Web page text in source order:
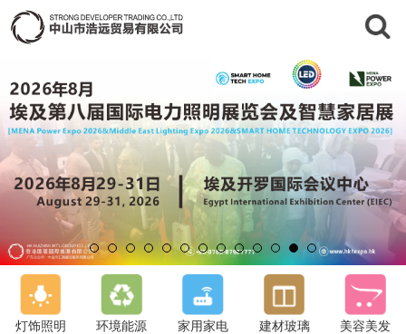
灯饰照明 环境能源 家用家电 建材玻璃 美容美发